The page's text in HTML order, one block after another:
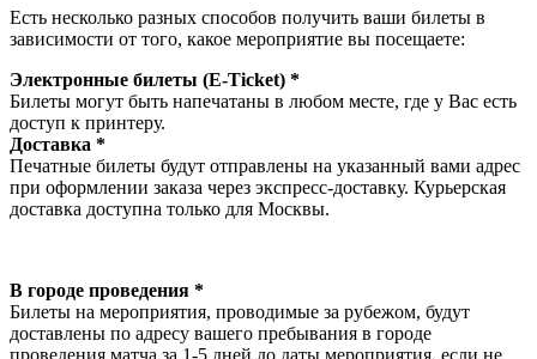
Есть несколько разных способов получить ваши билеты в
зависимости от того, какое мероприятие вы посещаете:
Электронные билеты (E-Ticket) *
Билеты могут быть напечатаны в любом месте, где у Вас есть
доступ к принтеру.
Доставка *
Печатные билеты будут отправлены на указанный вами адрес
при оформлении заказа через экспресс-доставку. Курьерская
доставка доступна только для Москвы.
В городе проведения *
Билеты на мероприятия, проводимые за рубежом, будут
доставлены по адресу вашего пребывания в городе
проведения матча за 1-5 дней до даты мероприятия, если не